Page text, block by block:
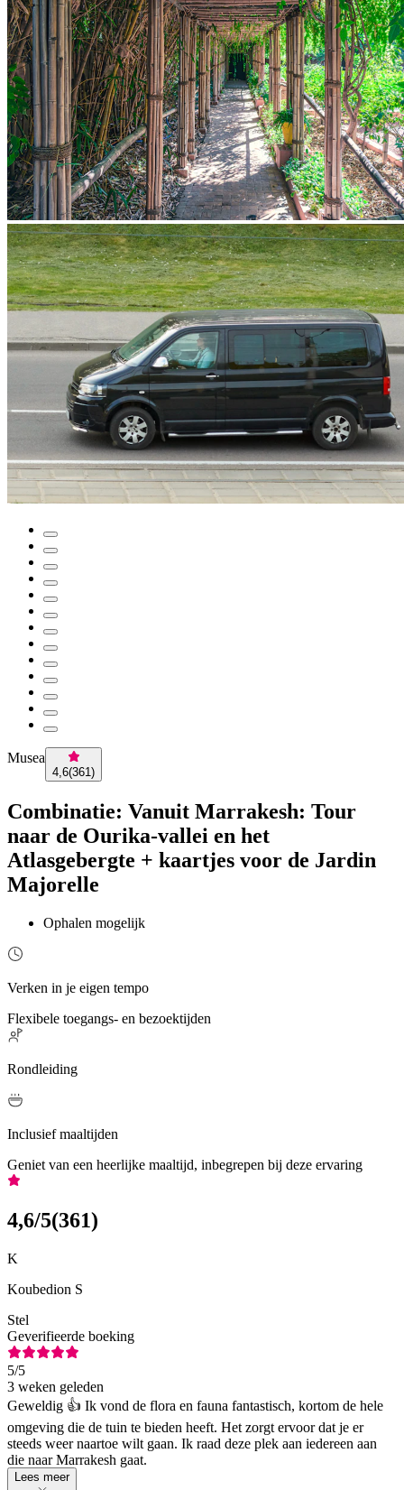
Musea
4,6(361)
Combinatie: Vanuit Marrakesh: Tour
naar de Ourika-vallei en het
Atlasgebergte + kaartjes voor de Jardin
Majorelle
Ophalen mogelijk
Verken in je eigen tempo
Flexibele toegangs- en bezoektijden
Rondleiding
Inclusief maaltijden
Geniet van een heerlijke maaltijd, inbegrepen bij deze ervaring
4,6/5(361)
K
Koubedion S
Stel
Geverifieerde boeking
5/5
3 weken geleden
Geweldig 👍 Ik vond de flora en fauna fantastisch, kortom de hele
omgeving die de tuin te bieden heeft. Het zorgt ervoor dat je er
steeds weer naartoe wilt gaan. Ik raad deze plek aan iedereen aan
die naar Marrakesh gaat.
Lees meer